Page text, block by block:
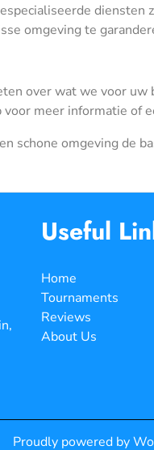
omgeving te
over wat we voor uw
meer informatie of
schone omgeving de
Useful
Home
Tournaments
Reviews
About Us
Proudly powered by